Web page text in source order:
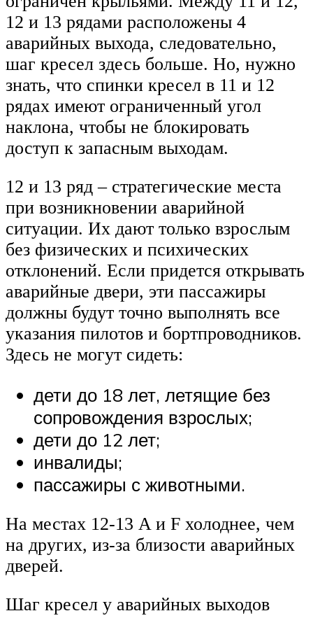
12 и 13 рядами расположены 4
аварийных выхода, следовательно,
шаг кресел здесь больше. Но, нужно
знать, что спинки кресел в 11 и 12
рядах имеют ограниченный угол
наклона, чтобы не блокировать
доступ к запасным выходам.
12 и 13 ряд – стратегические места
при возникновении аварийной
ситуации. Их дают только взрослым
без физических и психических
отклонений. Если придется открывать
аварийные двери, эти пассажиры
должны будут точно выполнять все
указания пилотов и бортпроводников.
Здесь не могут сидеть:
дети до 18 лет, летящие без
сопровождения взрослых;
дети до 12 лет;
инвалиды;
пассажиры с животными.
На местах 12-13 A и F холоднее, чем
на других, из-за близости аварийных
дверей.
Шаг кресел у аварийных выходов